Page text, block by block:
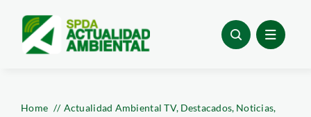
content
Home Actualidad Ambiental TV Destacados Noticias